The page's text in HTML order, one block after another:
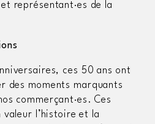
représentant·es de la
ces 50 ans ont
des moments marquants
commerçant·es. Ces
l’histoire et la